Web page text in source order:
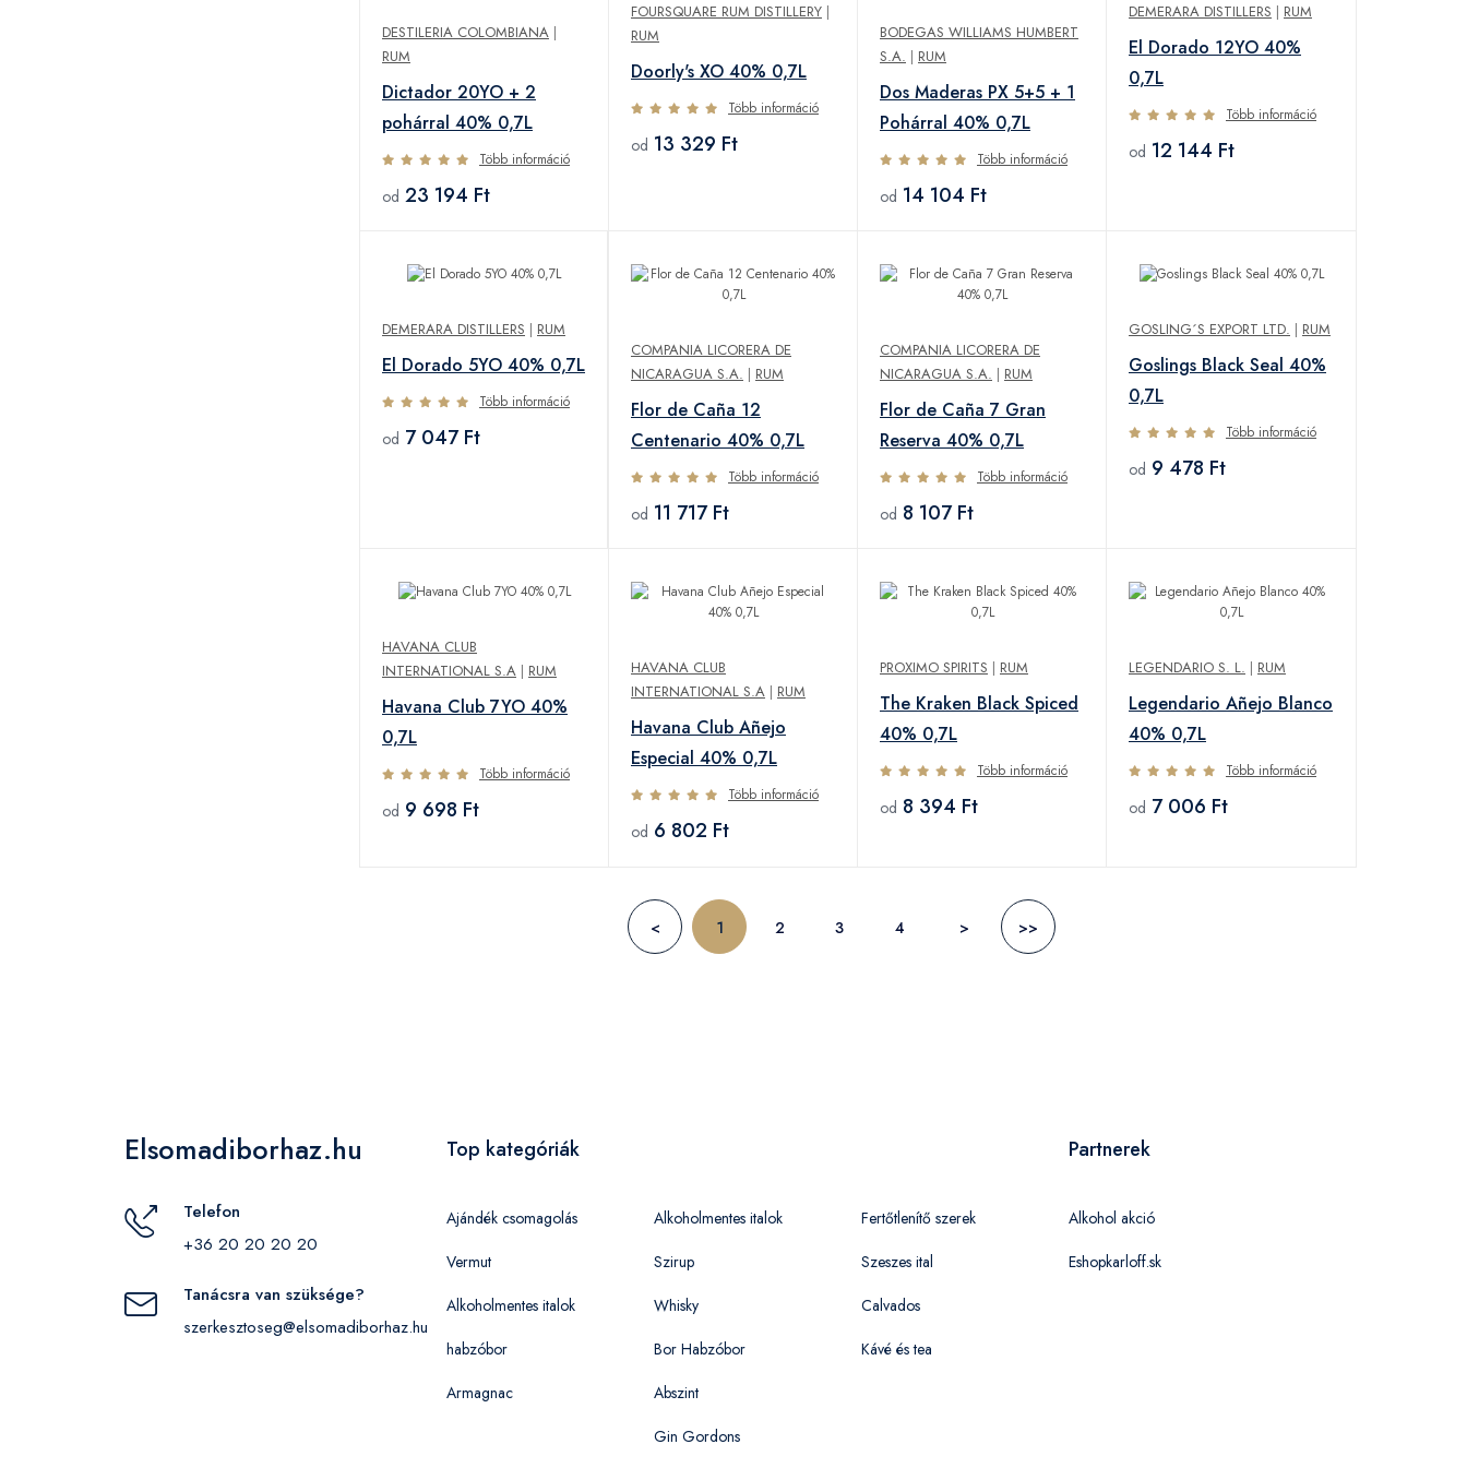
DESTILERIA COLOMBIANA |
RUM
Dictador 20YO + 2
pohárral 40% 0,7L
Több információ
od 23 194 Ft
FOURSQUARE RUM DISTILLERY |
RUM
Doorly's XO 40% 0,7L
Több információ
od 13 329 Ft
BODEGAS WILLIAMS HUMBERT
S.A. | RUM
Dos Maderas PX 5+5 + 1
Pohárral 40% 0,7L
Több információ
od 14 104 Ft
DEMERARA DISTILLERS | RUM
El Dorado 12YO 40%
0,7L
Több információ
od 12 144 Ft
DEMERARA DISTILLERS | RUM
El Dorado 5YO 40% 0,7L
Több információ
od 7 047 Ft
COMPANIA LICORERA DE
NICARAGUA S.A. | RUM
Flor de Caña 12
Centenario 40% 0,7L
Több információ
od 11 717 Ft
COMPANIA LICORERA DE
NICARAGUA S.A. | RUM
Flor de Caña 7 Gran
Reserva 40% 0,7L
Több információ
od 8 107 Ft
GOSLING´S EXPORT LTD. | RUM
Goslings Black Seal 40%
0,7L
Több információ
od 9 478 Ft
HAVANA CLUB
INTERNATIONAL S.A | RUM
Havana Club 7YO 40%
0,7L
Több információ
od 9 698 Ft
HAVANA CLUB
INTERNATIONAL S.A | RUM
Havana Club Añejo
Especial 40% 0,7L
Több információ
od 6 802 Ft
PROXIMO SPIRITS | RUM
The Kraken Black Spiced
40% 0,7L
Több információ
od 8 394 Ft
LEGENDARIO S. L. | RUM
Legendario Añejo Blanco
40% 0,7L
Több információ
od 7 006 Ft
< 1 2 3 4 > >>
Elsomadiborhaz.hu
Telefon
+36 20 20 20 20
Tanácsra van szüksége?
szerkesztoseg@elsomadiborhaz.hu
Top kategóriák
Ajándék csomagolás
Vermut
Alkoholmentes italok
habzóbor
Armagnac
Alkoholmentes italok
Szirup
Whisky
Bor Habzóbor
Abszint
Gin Gordons
Fertőtlenítő szerek
Szeszes ital
Calvados
Kávé és tea
Partnerek
Alkohol akció
Eshopkarloff.sk